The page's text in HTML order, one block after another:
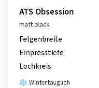
ATS Obsession
matt black
Felgenbreite
Einpresstiefe
Lochkreis
Wintertauglich